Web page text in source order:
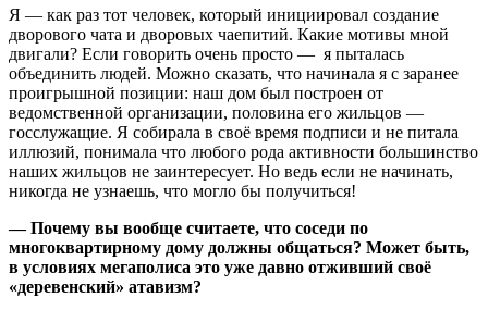
Я — как раз тот человек, который инициировал создание
дворового чата и дворовых чаепитий. Какие мотивы мной
двигали? Если говорить очень просто — я пыталась
объединить людей. Можно сказать, что начинала я с заранее
проигрышной позиции: наш дом был построен от
ведомственной организации, половина его жильцов —
госслужащие. Я собирала в своё время подписи и не питала
иллюзий, понимала что любого рода активности большинство
наших жильцов не заинтересует. Но ведь если не начинать,
никогда не узнаешь, что могло бы получиться!
— Почему вы вообще считаете, что соседи по
многоквартирному дому должны общаться? Может быть,
в условиях мегаполиса это уже давно отживший своё
«деревенский» атавизм?